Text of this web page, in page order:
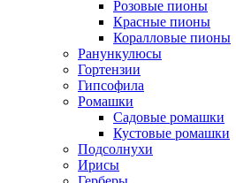
Розовые пионы
Красные пионы
Коралловые пионы
Ранункулюсы
Гортензии
Гипсофила
Ромашки
Садовые ромашки
Кустовые ромашки
Подсолнухи
Ирисы